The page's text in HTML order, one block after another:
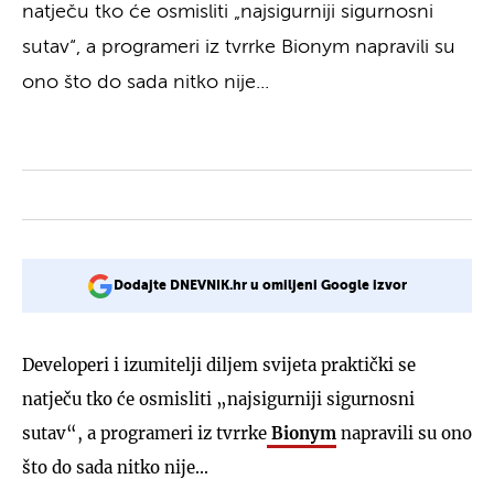
natječu tko će osmisliti „najsigurniji sigurnosni
sutav“, a programeri iz tvrrke Bionym napravili su
ono što do sada nitko nije...
Dodajte DNEVNIK.hr u omiljeni Google izvor
Developeri i izumitelji diljem svijeta praktički se
natječu tko će osmisliti „najsigurniji sigurnosni
sutav“, a programeri iz tvrrke Bionym napravili su ono
što do sada nitko nije...